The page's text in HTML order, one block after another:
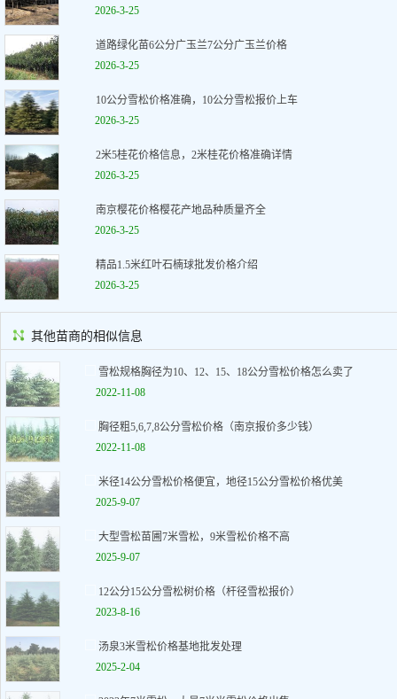
2026-3-25
道路绿化苗6公分广玉兰7公分广玉兰价格
2026-3-25
10公分雪松价格准确，10公分雪松报价上车
2026-3-25
2米5桂花价格信息，2米桂花价格准确详情
2026-3-25
南京樱花价格樱花产地品种质量齐全
2026-3-25
精品1.5米红叶石楠球批发价格介绍
2026-3-25
其他苗商的相似信息
雪松规格胸径为10、12、15、18公分雪松价格怎么卖了
2022-11-08
胸径粗5,6,7,8公分雪松价格（南京报价多少钱）
2022-11-08
米径14公分雪松价格便宜，地径15公分雪松价格优美
2025-9-07
大型雪松苗圃7米雪松，9米雪松价格不高
2025-9-07
12公分15公分雪松树价格（杆径雪松报价）
2023-8-16
汤泉3米雪松价格基地批发处理
2025-2-04